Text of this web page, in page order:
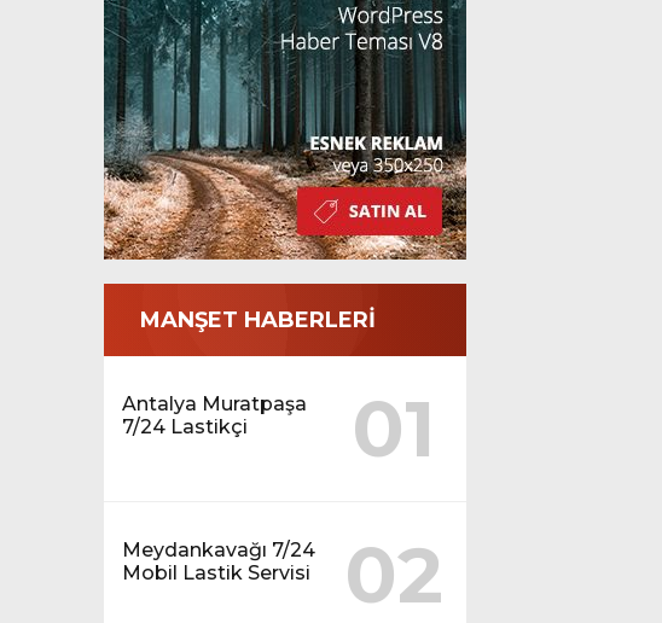
MANŞET HABERLERİ
Antalya Muratpaşa
7/24 Lastikçi
01
Meydankavağı 7/24
Mobil Lastik Servisi
02